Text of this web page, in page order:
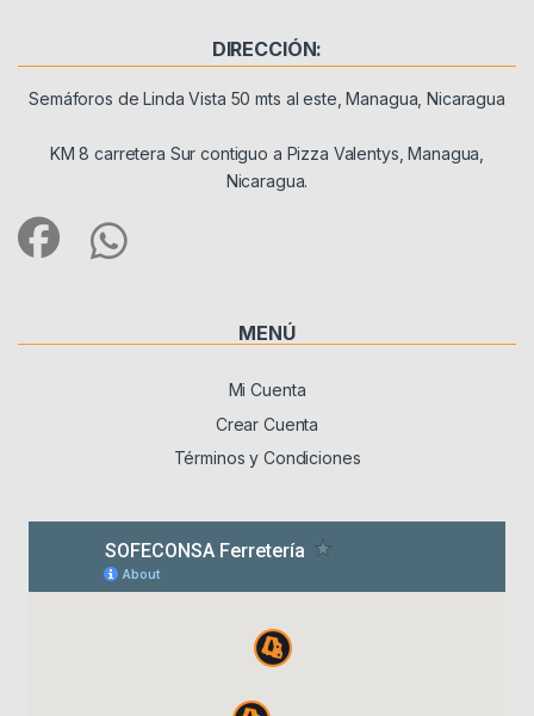
DIRECCIÓN:
Semáforos de Linda Vista 50 mts al este, Managua, Nicaragua
KM 8 carretera Sur contiguo a Pizza Valentys, Managua,
Nicaragua.
MENÚ
Mi Cuenta
Crear Cuenta
Términos y Condiciones